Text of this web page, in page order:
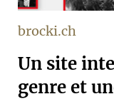
brocki.ch
Un site
genre et